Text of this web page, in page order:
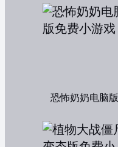
恐怖奶奶电脑版